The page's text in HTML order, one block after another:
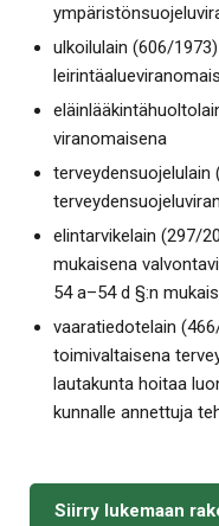
ulkoilulain (606/
viranomaisena
elintarvikelain (297/
mukaisena
54 a–54 d §:n
vaaratiedotelain
toimivaltaisena
lautakunta hoitaa
kunnalle annettuja
Siirry lukemaan